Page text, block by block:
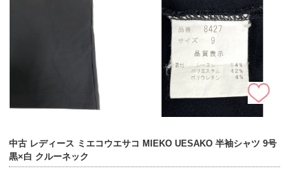
中古 レディース ミエコウエサコ MIEKO UESAKO 半袖シャツ 9号
黒×白 クルーネック